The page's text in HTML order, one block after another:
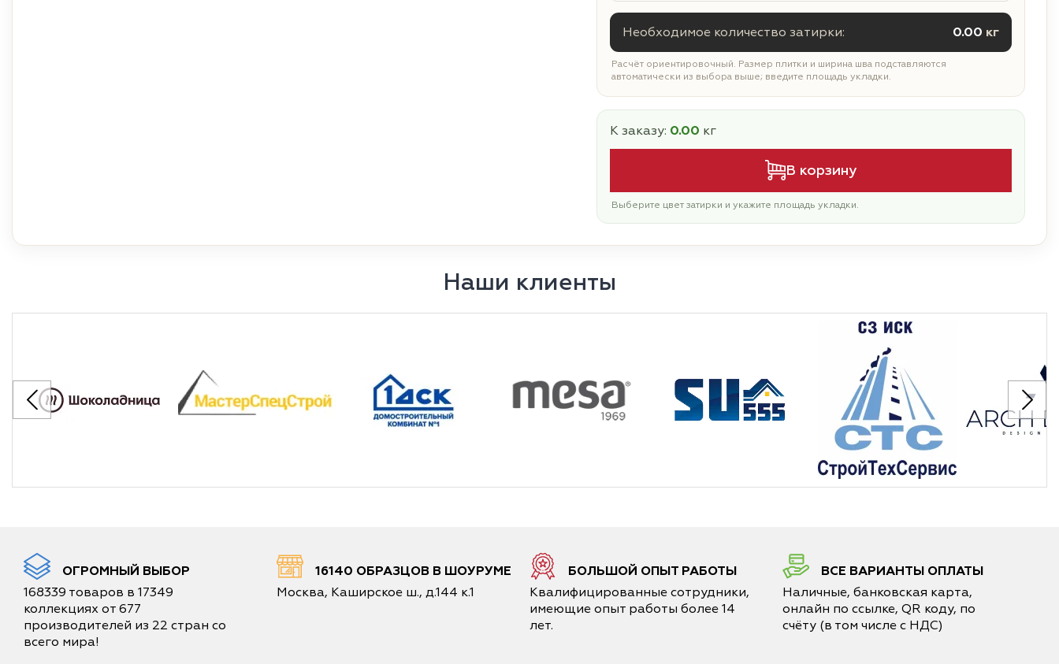
Необходимое количество затирки: 0.00 кг
Расчёт ориентировочный. Размер плитки и ширина шва подставляются
автоматически из выбора выше; введите площадь укладки.
К заказу: 0.00 кг
В корзину
Выберите цвет затирки и укажите площадь укладки.
Наши клиенты
ОГРОМНЫЙ ВЫБОР
168339 товаров в 17349
коллекциях от 677
производителей из 22 стран со
всего мира!
16140 ОБРАЗЦОВ В ШОУРУМЕ
Москва, Каширское ш., д.144 к.1
БОЛЬШОЙ ОПЫТ РАБОТЫ
Квалифицированные сотрудники,
имеющие опыт работы более 14
лет.
ВСЕ ВАРИАНТЫ ОПЛАТЫ
Наличные, банковская карта,
онлайн по ссылке, QR коду, по
счёту (в том числе с НДС)